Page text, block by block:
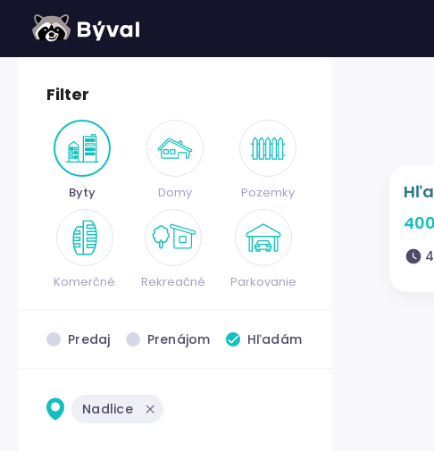
Filter
Byty Domy Pozemky
Komerčné Rekreačné Parkovanie
Predaj Prenájom Hľadám
Nadlice